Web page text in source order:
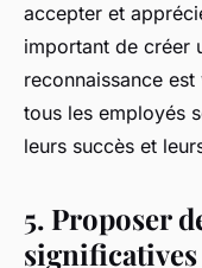
accepter et
important de créer
reconnaissance
tous les employés
leurs succès et
5. Proposer
significatives